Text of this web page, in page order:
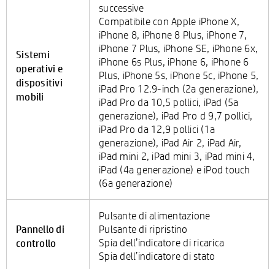
Sistemi
operativi e
dispositivi
mobili
successive
Compatibile con Apple iPhone X,
iPhone 8, iPhone 8 Plus, iPhone 7,
iPhone 7 Plus, iPhone SE, iPhone 6x,
iPhone 6s Plus, iPhone 6, iPhone 6
Plus, iPhone 5s, iPhone 5c, iPhone 5,
iPad Pro 12.9-inch (2a generazione),
iPad Pro da 10,5 pollici, iPad (5a
generazione), iPad Pro d 9,7 pollici,
iPad Pro da 12,9 pollici (1a
generazione), iPad Air 2, iPad Air,
iPad mini 2, iPad mini 3, iPad mini 4,
iPad (4a generazione) e iPod touch
(6a generazione)
Pannello di
controllo
Pulsante di alimentazione
Pulsante di ripristino
Spia dell’indicatore di ricarica
Spia dell’indicatore di stato